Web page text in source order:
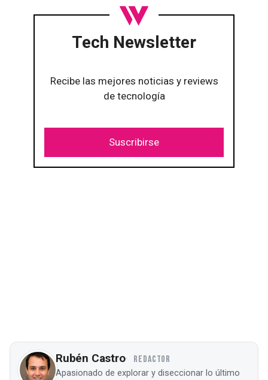
Tech Newsletter
Recibe las mejores noticias y reviews
de tecnología
Suscribirse
Rubén Castro REDACTOR
Apasionado de explorar y diseccionar lo último